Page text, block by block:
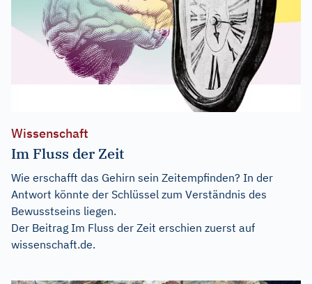
Wissenschaft
Im Fluss der Zeit
Wie erschafft das Gehirn sein Zeitempfinden? In der
Antwort könnte der Schlüssel zum Verständnis des
Bewusstseins liegen.
Der Beitrag Im Fluss der Zeit erschien zuerst auf
wissenschaft.de.